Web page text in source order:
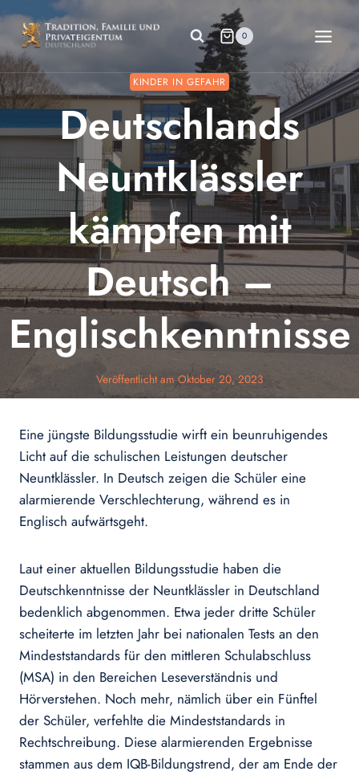
Zum
Inhalt
springen
0
KINDER IN GEFAHR
Deutschlands
Neuntklässler
kämpfen mit
Deutsch –
Englischkenntnisse
Veröffentlicht am Oktober 20, 2023
Eine jüngste Bildungsstudie wirft ein beunruhigendes
Licht auf die schulischen Leistungen deutscher
Neuntklässler. In Deutsch zeigen die Schüler eine
alarmierende Verschlechterung, während es in
Englisch aufwärtsgeht.
Laut einer aktuellen Bildungsstudie haben die
Deutschkenntnisse der Neuntklässler in Deutschland
bedenklich abgenommen. Etwa jeder dritte Schüler
scheiterte im letzten Jahr bei nationalen Tests an den
Mindeststandards für den mittleren Schulabschluss
(MSA) in den Bereichen Leseverständnis und
Hörverstehen. Noch mehr, nämlich über ein Fünftel
der Schüler, verfehlte die Mindeststandards in
Rechtschreibung. Diese alarmierenden Ergebnisse
stammen aus dem IQB-Bildungstrend, der am Ende der